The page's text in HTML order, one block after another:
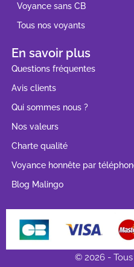
Voyance sans CB
Tous nos voyants
En savoir plus
Questions fréquentes
Avis clients
Qui sommes nous ?
Nos valeurs
Charte qualité
Voyance honnête par
Blog Malingo
© 2026 -